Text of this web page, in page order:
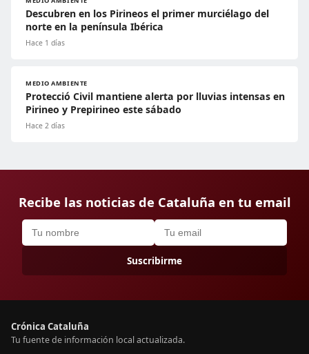
Descubren en los Pirineos el primer murciélago del
norte en la península Ibérica
Hace 1 días
MEDIO AMBIENTE
Protecció Civil mantiene alerta por lluvias intensas en
Pirineo y Prepirineo este sábado
Hace 2 días
Recibe las noticias de Cataluña en tu email
Suscribirme
Crónica Cataluña
Tu fuente de información local actualizada.